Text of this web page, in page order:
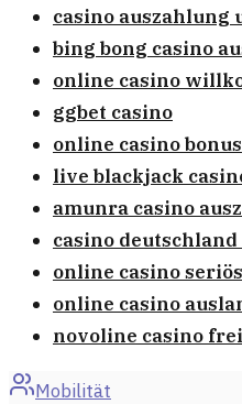
casino auszahlung
bing bong casino
online casino
ggbet casino
online casino bonus
live blackjack
amunra casino
casino
online casino seriös
online casino
novoline casino
Mobilität